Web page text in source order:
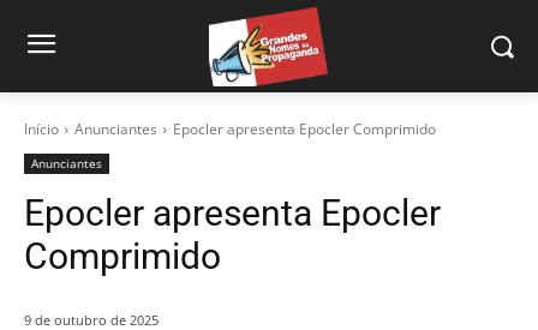
Início Anunciantes Epocler apresenta Epocler Comprimido
Anunciantes
Epocler apresenta Epocler
Comprimido
9 de outubro de 2025